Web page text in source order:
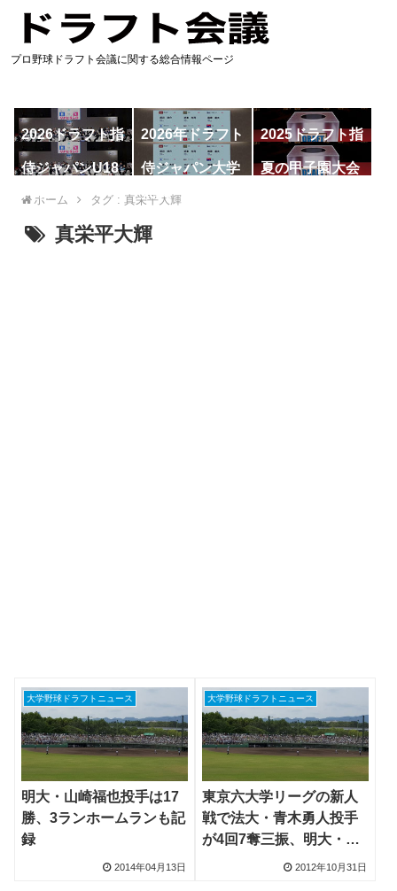
プロ野球ドラフト会議に関する総合情報ページ
2026ドラフト指
名予想
2026年ドラフト
候補
2025ドラフト指
名一覧
侍ジャパンU18
代表
侍ジャパン大学
代表
夏の甲子園大会
ホーム タグ : 真栄平大輝
真栄平大輝
大学野球ドラフトニュース
明大・山崎福也投手は17
勝、3ランホームランも記
録
2014年04月13日
大学野球ドラフトニュース
東京六大学リーグの新人
戦で法大・青木勇人投手
が4回7奪三振、明大・宮
内和也、真栄平大輝選手
2012年10月31日